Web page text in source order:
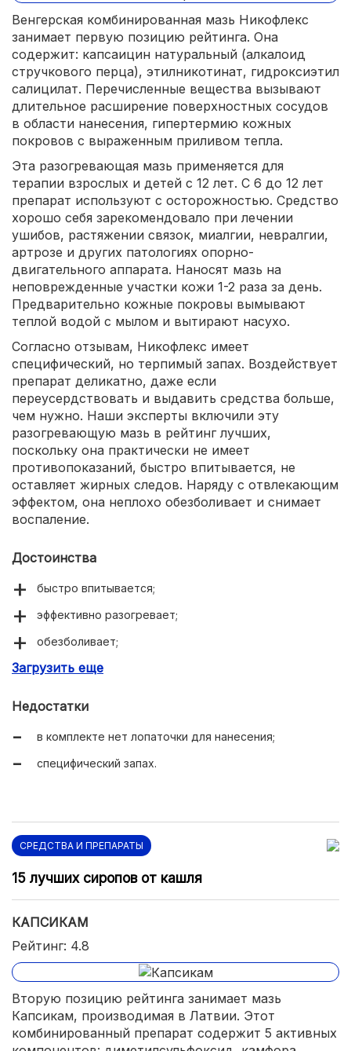
Венгерская комбинированная мазь Никофлекс
занимает первую позицию рейтинга. Она
содержит: капсаицин натуральный (алкалоид
стручкового перца), этилникотинат, гидроксиэтил
салицилат. Перечисленные вещества вызывают
длительное расширение поверхностных сосудов
в области нанесения, гипертермию кожных
покровов с выраженным приливом тепла.
Эта разогревающая мазь применяется для
терапии взрослых и детей с 12 лет. С 6 до 12 лет
препарат используют с осторожностью. Средство
хорошо себя зарекомендовало при лечении
ушибов, растяжении связок, миалгии, невралгии,
артрозе и других патологиях опорно-
двигательного аппарата. Наносят мазь на
неповрежденные участки кожи 1-2 раза за день.
Предварительно кожные покровы вымывают
теплой водой с мылом и вытирают насухо.
Согласно отзывам, Никофлекс имеет
специфический, но терпимый запах. Воздействует
препарат деликатно, даже если
переусердствовать и выдавить средства больше,
чем нужно. Наши эксперты включили эту
разогревающую мазь в рейтинг лучших,
поскольку она практически не имеет
противопоказаний, быстро впитывается, не
оставляет жирных следов. Наряду с отвлекающим
эффектом, она неплохо обезболивает и снимает
воспаление.
Достоинства
быстро впитывается;
эффективно разогревает;
обезболивает;
при правильном применении не вызывает побочных.
Загрузить еще
Недостатки
в комплекте нет лопаточки для нанесения;
специфический запах.
СРЕДСТВА И ПРЕПАРАТЫ
15 лучших сиропов от кашля
КАПСИКАМ
Рейтинг: 4.8
Вторую позицию рейтинга занимает мазь
Капсикам, производимая в Латвии. Этот
комбинированный препарат содержит 5 активных